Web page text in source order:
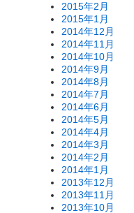
2015年2月
2015年1月
2014年12月
2014年11月
2014年10月
2014年9月
2014年8月
2014年7月
2014年6月
2014年5月
2014年4月
2014年3月
2014年2月
2014年1月
2013年12月
2013年11月
2013年10月